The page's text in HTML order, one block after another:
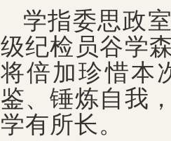
学指委思政
级纪检员谷学
将倍加珍惜本
鉴、锤炼自我
学有所长。